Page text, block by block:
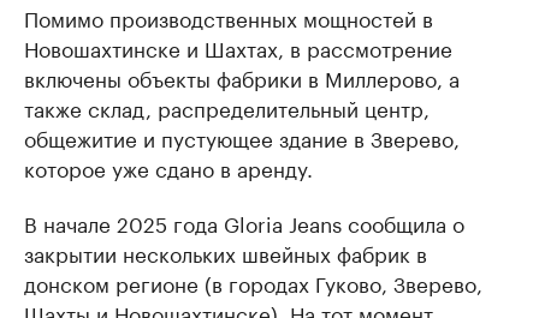
Помимо производственных мощностей в
Новошахтинске и Шахтах, в рассмотрение
включены объекты фабрики в Миллерово, а
также склад, распределительный центр,
общежитие и пустующее здание в Зверево,
которое уже сдано в аренду.
В начале 2025 года Gloria Jeans сообщила о
закрытии нескольких швейных фабрик в
донском регионе (в городах Гуково, Зверево,